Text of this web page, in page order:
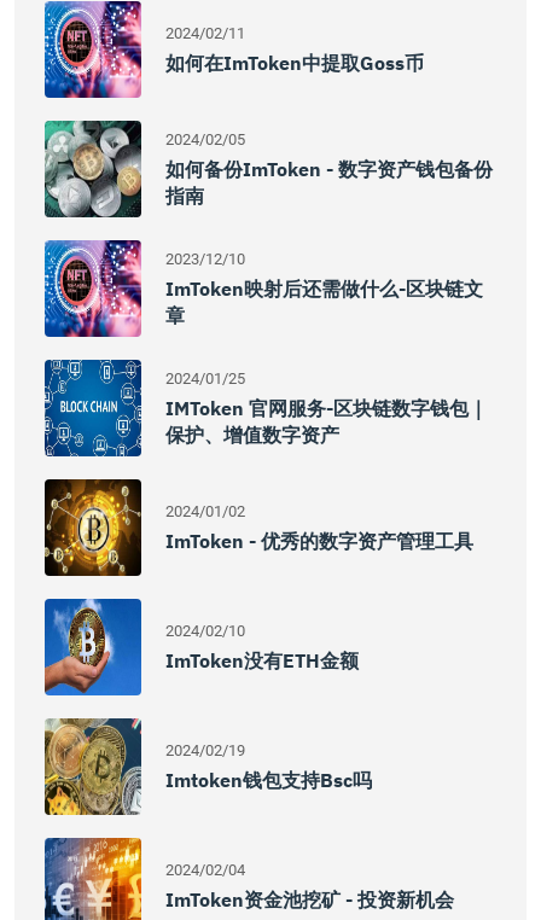
2024/02/11
如何在imToken中提取Goss币
2024/02/05
如何备份imToken - 数字资产钱包备份
指南
2023/12/10
ImToken映射后还需做什么-区块链文
章
2024/01/25
IMToken 官网服务-区块链数字钱包｜
保护、增值数字资产
2024/01/02
ImToken - 优秀的数字资产管理工具
2024/02/10
ImToken没有ETH金额
2024/02/19
Imtoken钱包支持bsc吗
2024/02/04
ImToken资金池挖矿 - 投资新机会